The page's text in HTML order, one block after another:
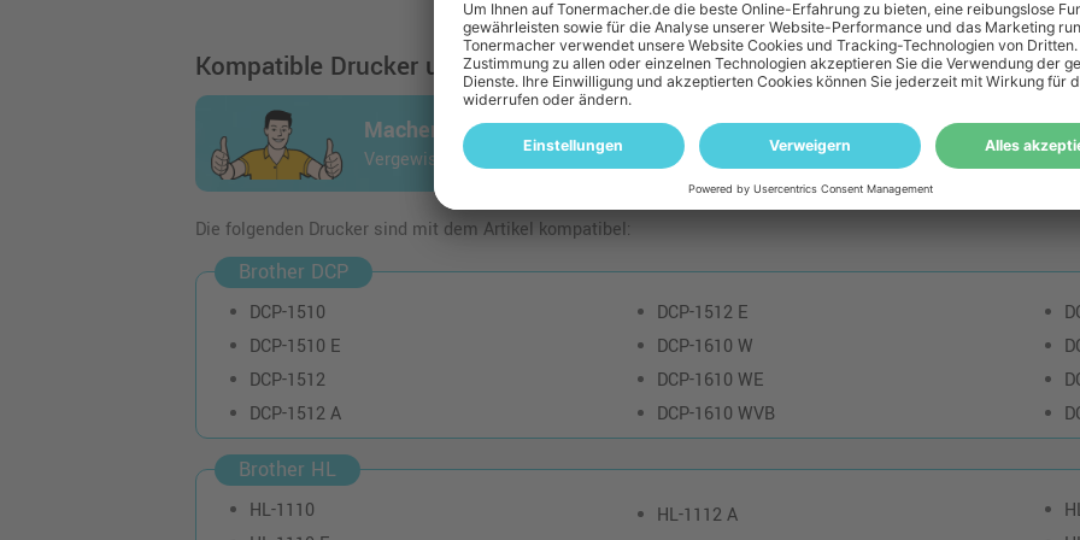
Kompatible Drucker und Geräte zu diesem Artikel
Machen Sie den Patronen Check
Vergewissern Sie sich unbedingt, ob die "Brother TN-1050 Toner · Schwarz" auch in Ihren
Die folgenden Drucker sind mit dem Artikel kompatibel:
Brother DCP
DCP-1510
DCP-1510 E
DCP-1512
DCP-1512 A
DCP-1512 E
DCP-1610 W
DCP-1610 WE
DCP-1610 WVB
Brother HL
HL-1110
HL-1112 A